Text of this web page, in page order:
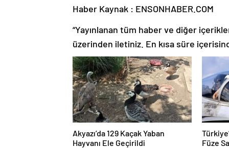
Haber Kaynak : ENSONHABER.COM
“Yayınlanan tüm haber ve diğer
üzerinden iletiniz. En kısa süre
Akyazı’da 129 Kaçak Yaban
Hayvanı Ele Geçirildi
Füze